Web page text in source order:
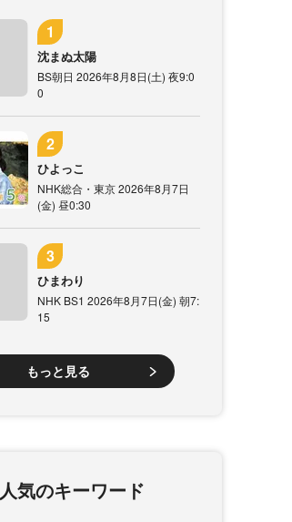
沈まぬ太陽
BS朝日 2026年8月8日(土) 夜9:0
0
ひよっこ
NHK総合・東京 2026年8月7日
(金) 昼0:30
ひまわり
NHK BS1 2026年8月7日(金) 朝7:
15
もっと見る
人気のキーワード